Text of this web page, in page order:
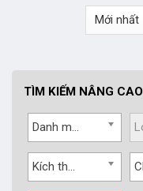
TÌM KIẾM NÂNG CAO